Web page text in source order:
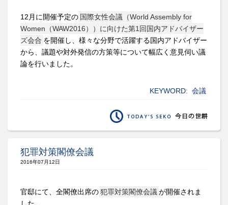
12月に開催予定の 国際女性会議（World Assembly for
Women（WAW2016））に向けた第1回国内アドバイザー
ズ会合 を開催し、様々な分野で活躍する国内アドバイザー
から、議題や対外発信の方策等について幅広く意見伺い議
論を行いました。
KEYWORD: 会議
犯罪対策閣僚会議
2016年07月12日
官邸にて、全閣僚出席の犯罪対策閣僚会議 が開催されま
した。